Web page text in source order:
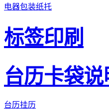
电器包装纸托
标签印刷
台历卡袋
台历挂历